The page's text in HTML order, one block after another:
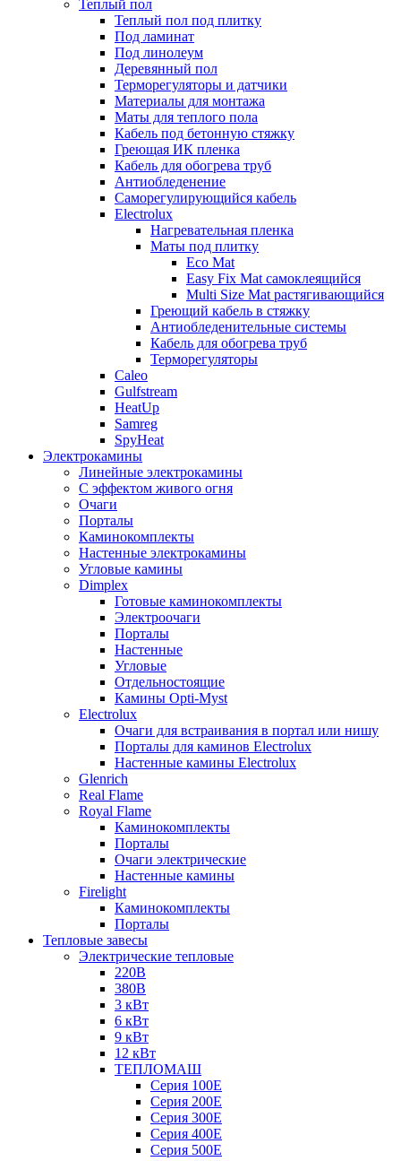
Теплый пол
Теплый пол под плитку
Под ламинат
Под линолеум
Деревянный пол
Терморегуляторы и датчики
Материалы для монтажа
Маты для теплого пола
Кабель под бетонную стяжку
Греющая ИК пленка
Кабель для обогрева труб
Антиобледенение
Саморегулирующийся кабель
Electrolux
Нагревательная пленка
Маты под плитку
Eco Mat
Easy Fix Mat самоклеящийся
Multi Size Mat растягивающийся
Греющий кабель в стяжку
Антиобледенительные системы
Кабель для обогрева труб
Терморегуляторы
Caleo
Gulfstream
HeatUp
Samreg
SpyHeat
Электрокамины
Линейные электрокамины
С эффектом живого огня
Очаги
Порталы
Каминокомплекты
Настенные электрокамины
Угловые камины
Dimplex
Готовые каминокомплекты
Электроочаги
Порталы
Настенные
Угловые
Отдельностоящие
Камины Opti-Myst
Electrolux
Очаги для встраивания в портал или нишу
Порталы для каминов Electrolux
Настенные камины Electrolux
Glenrich
Rеal Flame
Royal Flame
Каминокомплекты
Порталы
Очаги электрические
Настенные камины
Firelight
Каминокомплекты
Порталы
Тепловые завесы
Электрические тепловые
220В
380В
3 кВт
6 кВт
9 кВт
12 кВт
ТЕПЛОМАШ
Серия 100E
Серия 200E
Серия 300E
Серия 400E
Серия 500E